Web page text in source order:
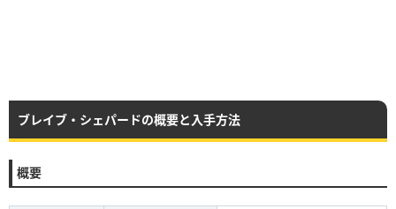
ブレイブ・シェパードの概要と入手方法
概要